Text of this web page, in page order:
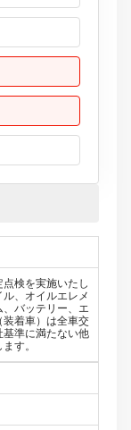
検を実施いたし
、オイルエレメ
バッテリー、エ
装着車）は全車交
準に満たない他
す。